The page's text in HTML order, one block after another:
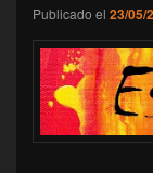
Publicado el 23/05/